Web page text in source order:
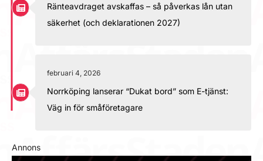
Ränteavdraget avskaffas – så påverkas lån utan
säkerhet (och deklarationen 2027)
februari 4, 2026
Norrköping lanserar “Dukat bord” som E-tjänst:
Väg in för småföretagare
Annons